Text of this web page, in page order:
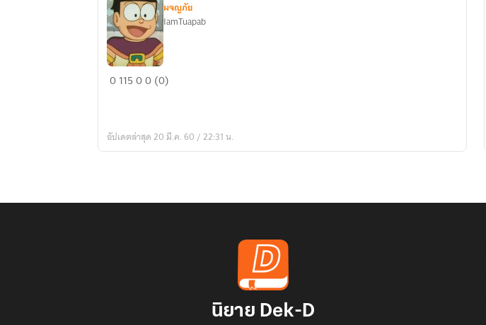
การ
ข้าพเจ้า
ผจญภัย
IamTuapab
011500 (0)
อัปเดตล่าสุด 20 มี.ค. 60 / 22:31 น.
นิยาย Dek-D